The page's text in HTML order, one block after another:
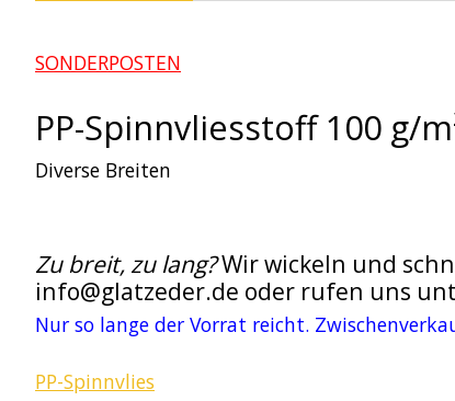
SONDERPOSTEN
PP-Spinnvliesstoff 100 g/
Diverse Breiten
Zu breit, zu lang?Wir wickeln und
info@glatzeder.de oder rufen uns
Nur so lange der Vorrat reicht.
PP-Spinnvlies